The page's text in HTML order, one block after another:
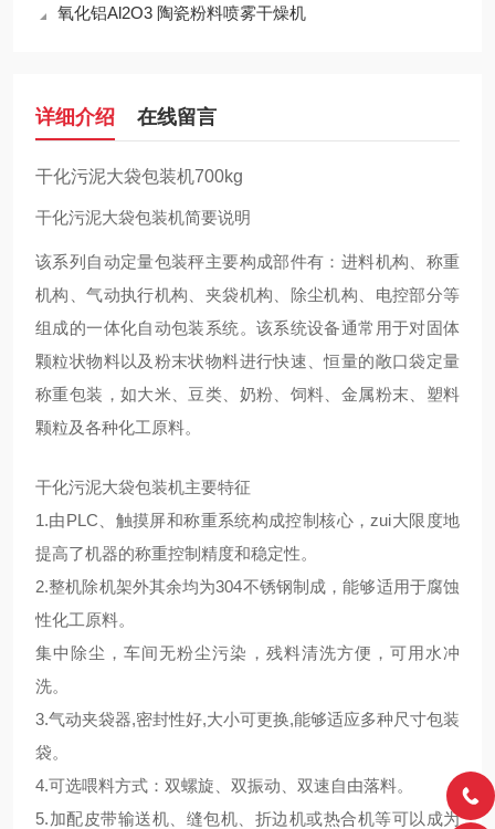
氧化铝Al2O3 陶瓷粉料喷雾干燥机
详细介绍 在线留言
干化污泥大袋包装机700kg
干化污泥大袋包装机简要说明
该系列自动定量包装秤主要构成部件有：进料机构、称重
机构、气动执行机构、夹袋机构、除尘机构、电控部分等
组成的一体化自动包装系统。该系统设备通常用于对固体
颗粒状物料以及粉末状物料进行快速、恒量的敞口袋定量
称重包装，如大米、豆类、奶粉、饲料、金属粉末、塑料
颗粒及各种化工原料。
干化污泥大袋包装机主要特征
1.由PLC、触摸屏和称重系统构成控制核心，zui大限度地
提高了机器的称重控制精度和稳定性。
2.整机除机架外其余均为304不锈钢制成，能够适用于腐蚀
性化工原料。
集中除尘，车间无粉尘污染，残料清洗方便，可用水冲
洗。
3.气动夹袋器,密封性好,大小可更换,能够适应多种尺寸包装
袋。
4.可选喂料方式：双螺旋、双振动、双速自由落料。
5.加配皮带输送机、缝包机、折边机或热合机等可以成为